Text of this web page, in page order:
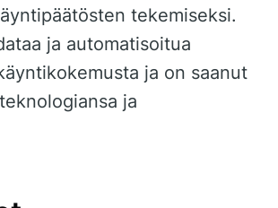
tekemiseksi.
ja automatisoitua
ja on saanut
ja